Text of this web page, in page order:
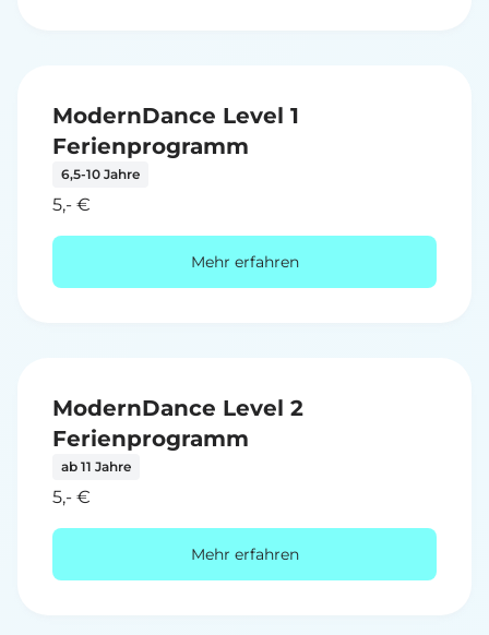
ModernDance Level 1
Ferienprogramm
6,5-10 Jahre
5,- €
Mehr erfahren
ModernDance Level 2
Ferienprogramm
ab 11 Jahre
5,- €
Mehr erfahren